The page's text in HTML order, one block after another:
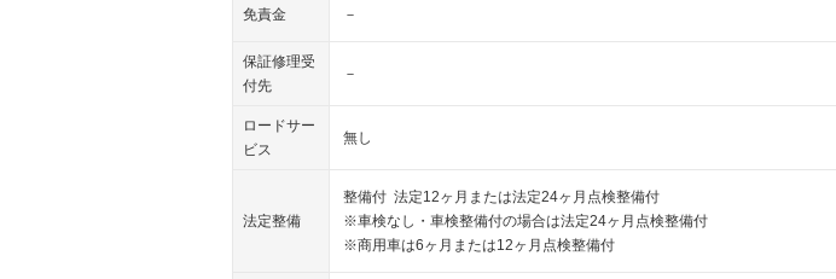
免責金 －
保証修理受
付先
－
ロードサー
ビス
無し
法定整備
整備付 法定12ヶ月または法定24ヶ月点検整備付
※車検なし・車検整備付の場合は法定24ヶ月点検整備付
※商用車は6ヶ月または12ヶ月点検整備付